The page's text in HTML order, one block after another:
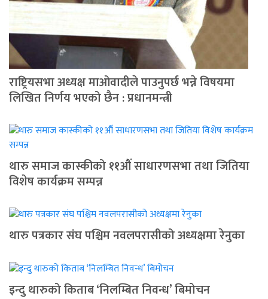
राष्ट्रियसभा अध्यक्ष माओवादीले पाउनुपर्छ भन्ने विषयमा
लिखित निर्णय भएको छैन : प्रधानमन्त्री
थारु समाज कास्कीको ११औं साधारणसभा तथा जितिया
विशेष कार्यक्रम सम्पन्न
थारु पत्रकार संघ पश्चिम नवलपरासीको अध्यक्षमा रेनुका
इन्दु थारुको किताब ‘निलम्बित निवन्ध’ बिमोचन